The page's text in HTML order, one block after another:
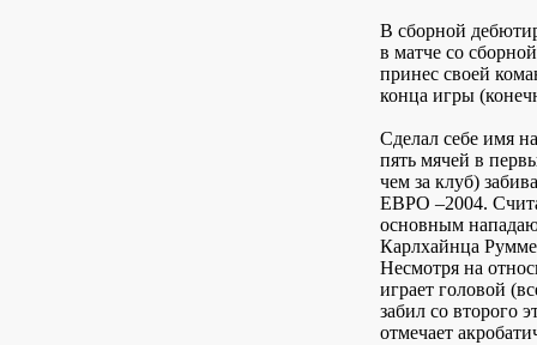
В сборной
в матче со
принес своей
конца игры
Сделал себе имя
пять мячей в
чем за клуб)
ЕВРО –2004.
основным
Карлхайнца
Несмотря на
играет головой
забил со второго
отмечает